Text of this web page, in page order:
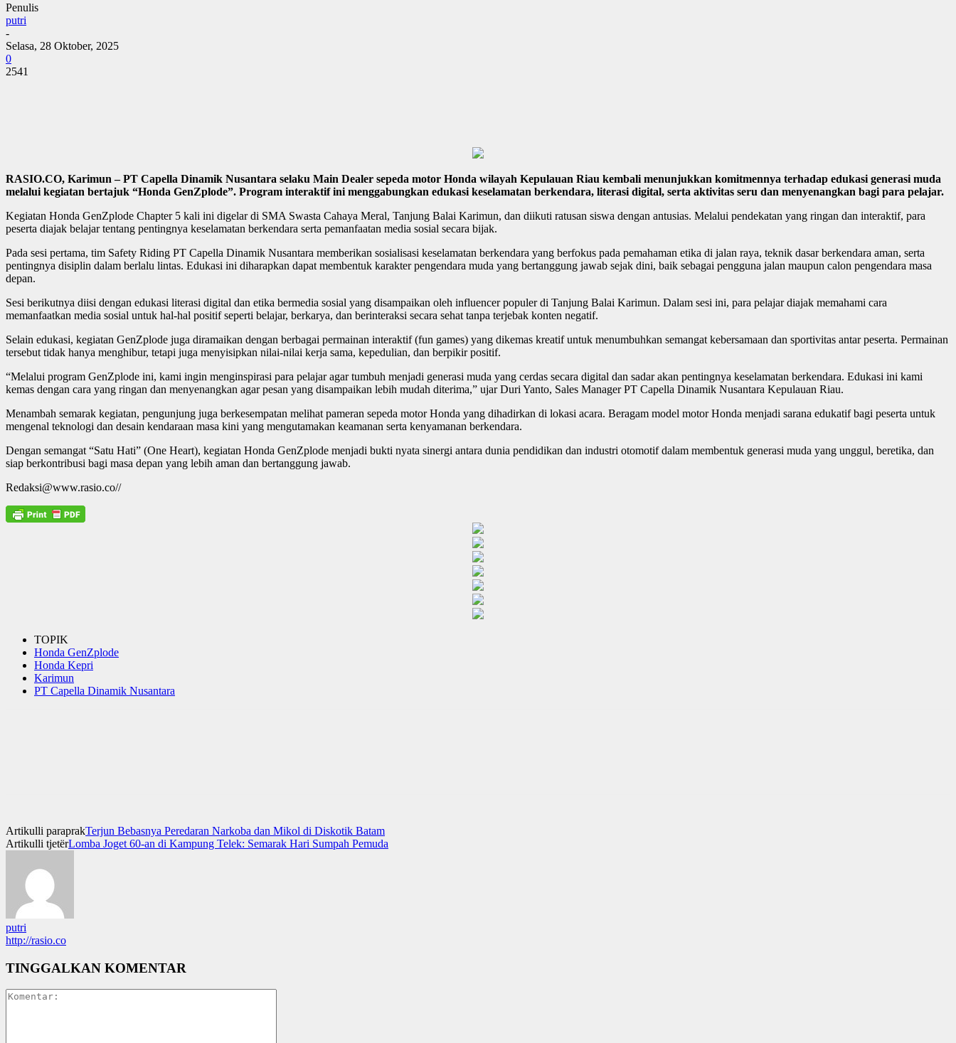
Penulis
putri
-
Selasa, 28 Oktober, 2025
0
2541
RASIO.CO, Karimun – PT Capella Dinamik Nusantara selaku Main Dealer sepeda motor Honda wilayah Kepulauan Riau kembali menunjukkan komitmennya terhadap edukasi generasi muda
melalui kegiatan bertajuk “Honda GenZplode”. Program interaktif ini menggabungkan edukasi keselamatan berkendara, literasi digital, serta aktivitas seru dan menyenangkan bagi para pelajar.
Kegiatan Honda GenZplode Chapter 5 kali ini digelar di SMA Swasta Cahaya Meral, Tanjung Balai Karimun, dan diikuti ratusan siswa dengan antusias. Melalui pendekatan yang ringan dan interaktif, para
peserta diajak belajar tentang pentingnya keselamatan berkendara serta pemanfaatan media sosial secara bijak.
Pada sesi pertama, tim Safety Riding PT Capella Dinamik Nusantara memberikan sosialisasi keselamatan berkendara yang berfokus pada pemahaman etika di jalan raya, teknik dasar berkendara aman, serta
pentingnya disiplin dalam berlalu lintas. Edukasi ini diharapkan dapat membentuk karakter pengendara muda yang bertanggung jawab sejak dini, baik sebagai pengguna jalan maupun calon pengendara masa
depan.
Sesi berikutnya diisi dengan edukasi literasi digital dan etika bermedia sosial yang disampaikan oleh influencer populer di Tanjung Balai Karimun. Dalam sesi ini, para pelajar diajak memahami cara
memanfaatkan media sosial untuk hal-hal positif seperti belajar, berkarya, dan berinteraksi secara sehat tanpa terjebak konten negatif.
Selain edukasi, kegiatan GenZplode juga diramaikan dengan berbagai permainan interaktif (fun games) yang dikemas kreatif untuk menumbuhkan semangat kebersamaan dan sportivitas antar peserta. Permainan
tersebut tidak hanya menghibur, tetapi juga menyisipkan nilai-nilai kerja sama, kepedulian, dan berpikir positif.
“Melalui program GenZplode ini, kami ingin menginspirasi para pelajar agar tumbuh menjadi generasi muda yang cerdas secara digital dan sadar akan pentingnya keselamatan berkendara. Edukasi ini kami
kemas dengan cara yang ringan dan menyenangkan agar pesan yang disampaikan lebih mudah diterima,” ujar Duri Yanto, Sales Manager PT Capella Dinamik Nusantara Kepulauan Riau.
Menambah semarak kegiatan, pengunjung juga berkesempatan melihat pameran sepeda motor Honda yang dihadirkan di lokasi acara. Beragam model motor Honda menjadi sarana edukatif bagi peserta untuk
mengenal teknologi dan desain kendaraan masa kini yang mengutamakan keamanan serta kenyamanan berkendara.
Dengan semangat “Satu Hati” (One Heart), kegiatan Honda GenZplode menjadi bukti nyata sinergi antara dunia pendidikan dan industri otomotif dalam membentuk generasi muda yang unggul, beretika, dan
siap berkontribusi bagi masa depan yang lebih aman dan bertanggung jawab.
Redaksi@www.rasio.co//
TOPIK
Honda GenZplode
Honda Kepri
Karimun
PT Capella Dinamik Nusantara
Artikulli paraprakTerjun Bebasnya Peredaran Narkoba dan Mikol di Diskotik Batam
Artikulli tjetërLomba Joget 60-an di Kampung Telek: Semarak Hari Sumpah Pemuda
putri
http://rasio.co
TINGGALKAN KOMENTAR